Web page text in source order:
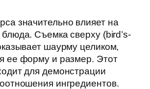
значительно влияет на
блюда. Съемка сверху (bird’s-
шаурму целиком,
ее форму и размер. Этот
для демонстрации
ингредиентов.